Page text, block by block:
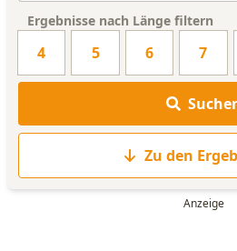
ANAGRAMM-
Ergebnisse nach Länge filtern
4 5 6 7
Zu den